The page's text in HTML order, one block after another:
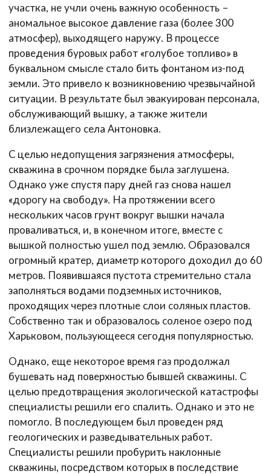
участка, не учли очень важную особенность –
аномальное высокое давление газа (более 300
атмосфер), выходящего наружу. В процессе
проведения буровых работ «голубое топливо» в
буквальном смысле стало бить фонтаном из-под
земли. Это привело к возникновению чрезвычайной
ситуации. В результате был эвакуирован персонала,
обслуживающий вышку, а также жители
близлежащего села Антоновка.
С целью недопущения загрязнения атмосферы,
скважина в срочном порядке была заглушена.
Однако уже спустя пару дней газ снова нашел
«дорогу на свободу». На протяжении всего
нескольких часов грунт вокруг вышки начала
проваливаться, и, в конечном итоге, вместе с
вышкой полностью ушел под землю. Образовался
огромный кратер, диаметр которого доходил до 60
метров. Появившаяся пустота стремительно стала
заполняться водами подземных источников,
проходящих через плотные слои соляных пластов.
Собственно так и образовалось соленое озеро под
Харьковом, пользующееся сегодня популярностью.
Однако, еще некоторое время газ продолжал
бушевать над поверхностью бывшей скважины. С
целью предотвращения экологической катастрофы
специалисты решили его спалить. Однако и это не
помогло. В последующем был проведен ряд
геологических и разведывательных работ.
Специалисты решили пробурить наклонные
скважины, посредством которых в последствие